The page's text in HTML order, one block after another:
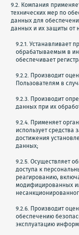
9.2. Компания
технических мер по
данных для
данных и их защиты от
9.2.1. Устанавливает
обрабатываемым в
обеспечивает
9.2.2. Производит
Пользователям в
9.2.3. Производит
данных при их
9.2.4. Применяет
использует
достижения
данных;
9.2.5. Осуществляет
доступа к
реагированию,
модифицированных
9.2.6. Производит
обеспечению
эксплуатацию